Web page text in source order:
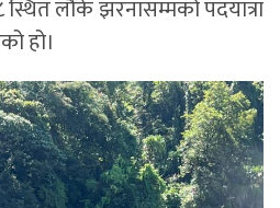
स्थित लौके झरनासम्मको पदयात्रा
हो।